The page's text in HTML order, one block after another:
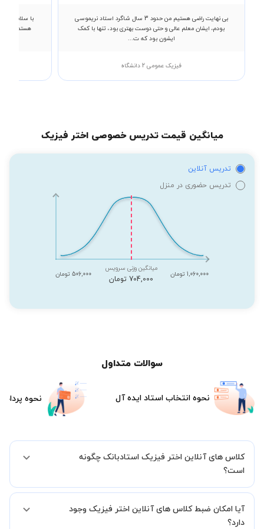
بی نهایت راضی هستیم من حدود 3 سال شاگرد استاد نریموسی
بودم، ایشان معلم عالی و حتی دوست بهتری بود، تنها با کمک
ایشون بود که ت...
فیزیک عمومی 2 دانشگاه
با سلام
میانگین قیمت تدریس خصوصی اختر فیزیک
تدریس آنلاین
تدریس حضوری در منزل
1,060,000 تومان
میانگین وزنی سرویس
704,000 تومان
506,000 تومان
سوالات متداول
نحوه انتخاب استاد ایده آل نحوه
کلاس های آنلاین اختر فیزیک استادبانک چگونه
است؟
شما میدهیم که استاد شما پیش از جلسه تمامی موارد لازم برای برگزاری
یک کلاس آنلاین با کیفیت و مفید را به شما توضیح خواهند داد.
آیا امکان ضبط کلاس های آنلاین اختر فیزیک وجود
دارد؟